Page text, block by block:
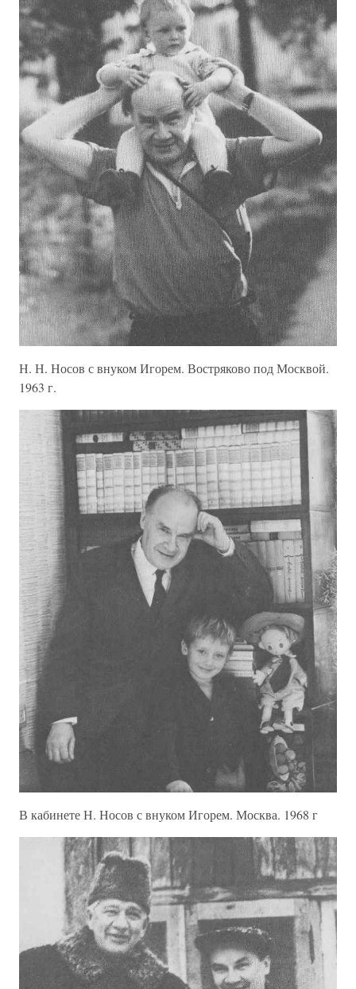
Н. Н. Носов с внуком Игорем. Востряково под Москвой.
1963 г.
В кабинете Н. Носов с внуком Игорем. Москва. 1968 г